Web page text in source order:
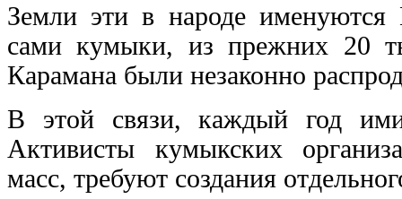
Земли эти в народе
сами кумыки, из прежних 20
Карамана были незаконно
В этой связи, каждый год ими
Активисты кумыкских
масс, требуют создания